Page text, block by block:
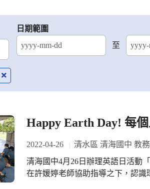
日期範圍
至
結束日期
Happy Earth Day! 每
2022-04-26 清水區 清海國中 教
清海國中4月26日辦理英語日活動
在許媛婷老師協助指導之下，認識